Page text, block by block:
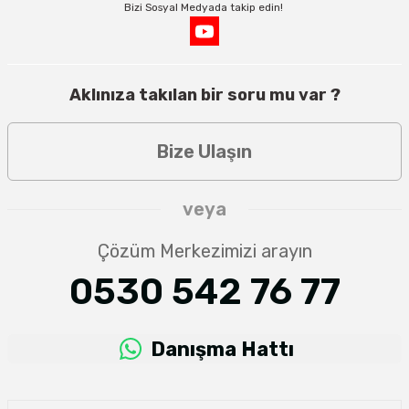
Bizi Sosyal Medyada takip edin!
Aklınıza takılan bir soru mu var ?
Bize Ulaşın
veya
Çözüm Merkezimizi arayın
0530 542 76 77
Danışma Hattı